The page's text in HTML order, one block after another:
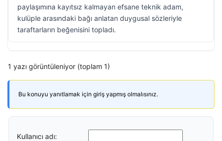
paylaşımına kayıtsız kalmayan efsane teknik adam,
kulüple arasındaki bağı anlatan duygusal sözleriyle
taraftarların beğenisini topladı.
1 yazı görüntüleniyor (toplam 1)
Bu konuyu yanıtlamak için giriş yapmış olmalısınız.
Kullanıcı adı: